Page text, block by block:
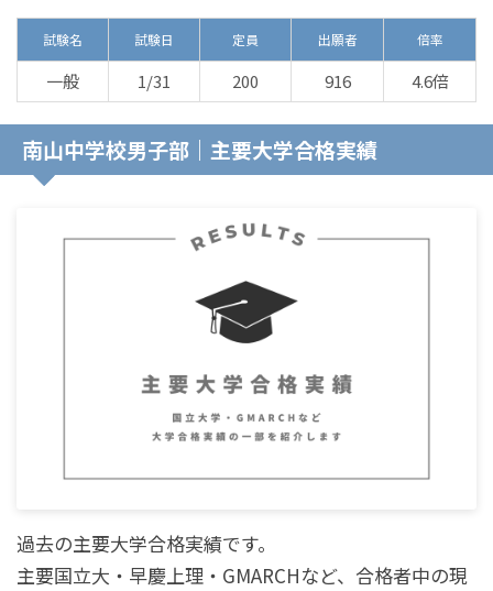
試験名 試験日 定員 出願者 倍率
一般 1/31 200 916 4.6倍
南山中学校男子部｜主要大学合格実績
過去の主要大学合格実績です。
主要国立大・早慶上理・GMARCHなど、合格者中の現